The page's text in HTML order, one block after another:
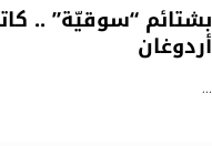
بشتائم “سوقيّة” ..
أردوغان
…